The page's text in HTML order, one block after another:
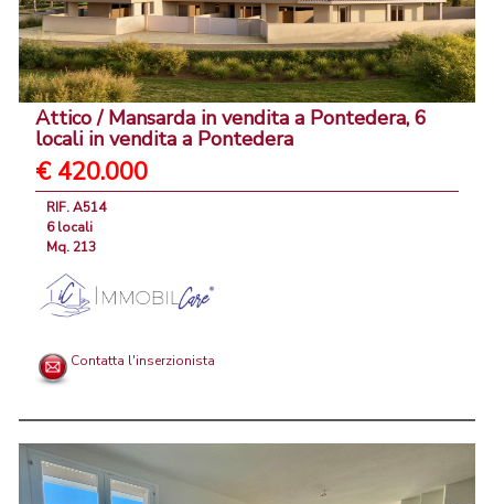
Attico / Mansarda in vendita a Pontedera, 6
locali in vendita a Pontedera
€ 420.000
RIF. A514
6 locali
Mq. 213
Contatta l'inserzionista